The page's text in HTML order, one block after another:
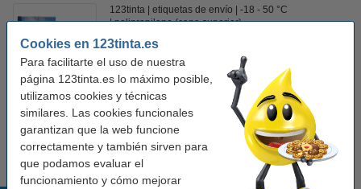
Cookies en 123tinta.es
Para facilitarte el uso de nuestra
página 123tinta.es lo máximo posible,
utilizamos cookies y técnicas
similares. Las cookies funcionales
garantizan que la web funcione
correctamente y también sirven para
que podamos evaluar el
funcionamiento y cómo mejorar
123tinta etiquetas de envío
-18 - 50 °C
polipropileno (capa superior)
Ver características y descripción
En almacén externo
Precio por etiqu
0,198 €
59,50 € Comprar